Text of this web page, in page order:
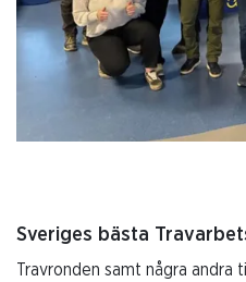
Sveriges bästa
Travronden samt några andra